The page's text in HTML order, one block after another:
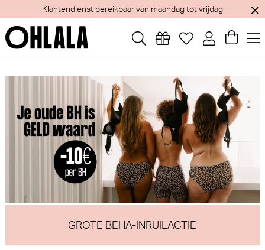
Jaarlijks verlof van 1 tem 15 augustus -
GROTE BEHA-INRUILACTIE